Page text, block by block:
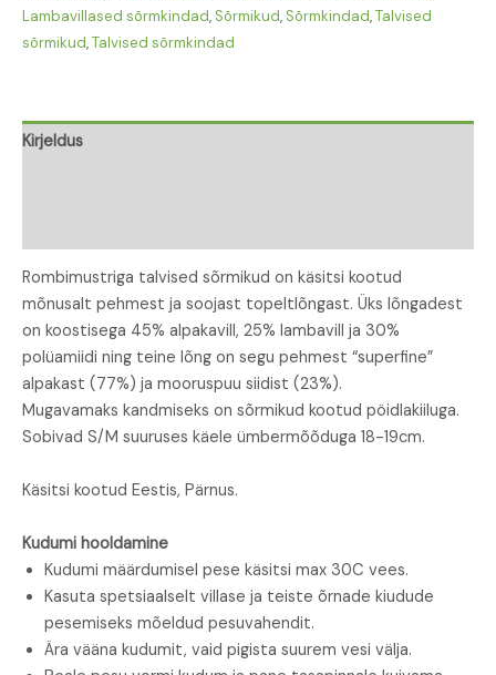
Lambavillased sõrmkindad, Sõrmikud, Sõrmkindad,Talvised
sõrmikud,Talvised sõrmkindad
Kirjeldus
Rombimustriga talvised sõrmikud on käsitsi kootud
mõnusalt pehmest ja soojast topeltlõngast. Üks lõngadest
on koostisega 45% alpakavill, 25% lambavill ja 30%
polüamiidi ning teine lõng on segu pehmest “superfine”
alpakast (77%) ja mooruspuu siidist (23%).
Mugavamaks kandmiseks on sõrmikud kootud pöidlakiiluga.
Sobivad S/M suuruses käele ümbermõõduga 18-19cm.
Käsitsi kootud Eestis, Pärnus.
Kudumi hooldamine
Kudumi määrdumisel pese käsitsi max 30C vees.
Kasuta spetsiaalselt villase ja teiste õrnade kiudude
pesemiseks mõeldud pesuvahendit.
Ära vääna kudumit, vaid pigista suurem vesi välja.